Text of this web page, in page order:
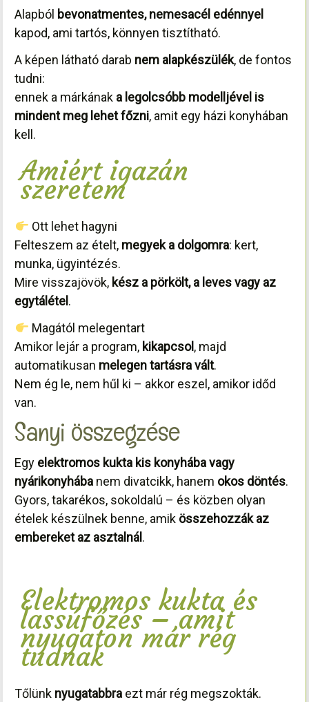
Alapból bevonatmentes, nemesacél edénnyel
kapod, ami tartós, könnyen tisztítható.
A képen látható darab nem alapkészülék, de fontos
tudni:
ennek a márkának a legolcsóbb modelljével is
mindent meg lehet főzni, amit egy házi konyhában
kell.
Amiért igazán
szeretem
Ott lehet hagyni
Felteszem az ételt, megyek a dolgomra: kert,
munka, ügyintézés.
Mire visszajövök, kész a pörkölt, a leves vagy az
egytálétel .
Magától melegentart
Amikor lejár a program, kikapcsol, majd
automatikusan melegen tartásra vált.
Nem ég le, nem hűl ki – akkor eszel, amikor időd
van.
Sanyi összegzése
Egy elektromos kukta kis konyhába vagy
nyárikonyhába nem divatcikk, hanem okos döntés.
Gyors, takarékos, sokoldalú – és közben olyan
ételek készülnek benne, amik összehozzák az
embereket az asztalnál .
Elektromos kukta és
lassúfőzés – amit
nyugaton már rég
tudnak
Tőlünk nyugatabbra ezt már rég megszokták.